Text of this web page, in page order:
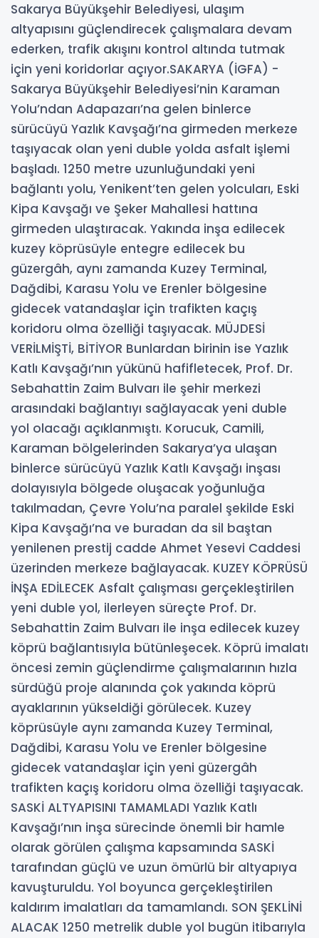
Sakarya Büyükşehir Belediyesi, ulaşım
altyapısını güçlendirecek çalışmalara devam
ederken, trafik akışını kontrol altında tutmak
için yeni koridorlar açıyor.SAKARYA (İGFA) -
Sakarya Büyükşehir Belediyesi’nin Karaman
Yolu’ndan Adapazarı’na gelen binlerce
sürücüyü Yazlık Kavşağı’na girmeden merkeze
taşıyacak olan yeni duble yolda asfalt işlemi
başladı. 1250 metre uzunluğundaki yeni
bağlantı yolu, Yenikent’ten gelen yolcuları, Eski
Kipa Kavşağı ve Şeker Mahallesi hattına
girmeden ulaştıracak. Yakında inşa edilecek
kuzey köprüsüyle entegre edilecek bu
güzergâh, aynı zamanda Kuzey Terminal,
Dağdibi, Karasu Yolu ve Erenler bölgesine
gidecek vatandaşlar için trafikten kaçış
koridoru olma özelliği taşıyacak. MÜJDESİ
VERİLMİŞTİ, BİTİYOR Bunlardan birinin ise Yazlık
Katlı Kavşağı’nın yükünü hafifletecek, Prof. Dr.
Sebahattin Zaim Bulvarı ile şehir merkezi
arasındaki bağlantıyı sağlayacak yeni duble
yol olacağı açıklanmıştı. Korucuk, Camili,
Karaman bölgelerinden Sakarya’ya ulaşan
binlerce sürücüyü Yazlık Katlı Kavşağı inşası
dolayısıyla bölgede oluşacak yoğunluğa
takılmadan, Çevre Yolu’na paralel şekilde Eski
Kipa Kavşağı’na ve buradan da sil baştan
yenilenen prestij cadde Ahmet Yesevi Caddesi
üzerinden merkeze bağlayacak. KUZEY KÖPRÜSÜ
İNŞA EDİLECEK Asfalt çalışması gerçekleştirilen
yeni duble yol, ilerleyen süreçte Prof. Dr.
Sebahattin Zaim Bulvarı ile inşa edilecek kuzey
köprü bağlantısıyla bütünleşecek. Köprü imalatı
öncesi zemin güçlendirme çalışmalarının hızla
sürdüğü proje alanında çok yakında köprü
ayaklarının yükseldiği görülecek. Kuzey
köprüsüyle aynı zamanda Kuzey Terminal,
Dağdibi, Karasu Yolu ve Erenler bölgesine
gidecek vatandaşlar için yeni güzergâh
trafikten kaçış koridoru olma özelliği taşıyacak.
SASKİ ALTYAPISINI TAMAMLADI Yazlık Katlı
Kavşağı’nın inşa sürecinde önemli bir hamle
olarak görülen çalışma kapsamında SASKİ
tarafından güçlü ve uzun ömürlü bir altyapıya
kavuşturuldu. Yol boyunca gerçekleştirilen
kaldırım imalatları da tamamlandı. SON ŞEKLİNİ
ALACAK 1250 metrelik duble yol bugün itibarıyla